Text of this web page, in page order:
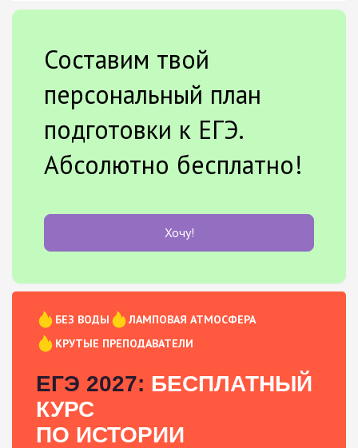
Составим твой
персональный план
подготовки к ЕГЭ.
Абсолютно бесплатно!
Хочу!
БЕЗ ВОДЫ
ЛАМПОВАЯ АТМОСФЕРА
КРУТЫЕ ПРЕПОДАВАТЕЛИ
ЕГЭ 2027: БЕСПЛАТНЫЙ
КУРС
ПО ИСТОРИИ